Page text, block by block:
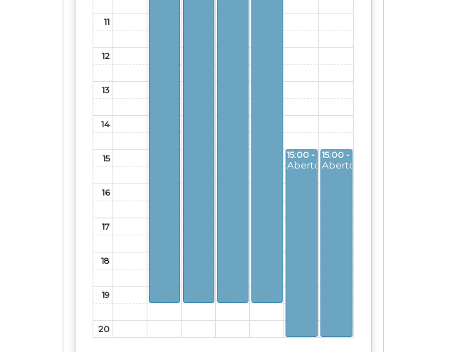
11
12
13
14
15
16
17
18
19
20
15:00 - 20:30
Aberto
15:00 - 20:30
Aberto